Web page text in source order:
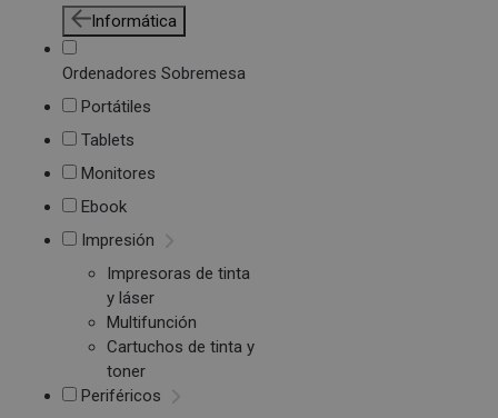
Informática
Ordenadores Sobremesa
Portátiles
Tablets
Monitores
Ebook
Impresión
Impresoras de tinta
y láser
Multifunción
Cartuchos de tinta y
toner
Periféricos